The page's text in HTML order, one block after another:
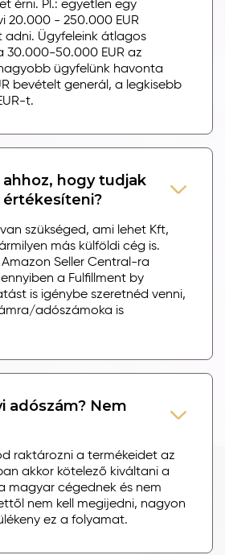
érni. Pl.: egyetlen egy
20.000 - 250.000 EUR
adni. Ügyfeleink átlagos
30.000-50.000 EUR az
ügyfelünk havonta
bevételt generál, a legkisebb
t.
hogy tudjak
értékesíteni?
szükséged, ami lehet Kft,
más külföldi cég is.
Amazon Seller Central-ra
a Fulfillment by
is igénybe szeretnéd venni,
adószámoka is
adószám? Nem
raktározni a termékeidet az
akkor kötelező kiváltani a
magyar cégednek és nem
nem kell megijedni, nagyon
ez a folyamat.